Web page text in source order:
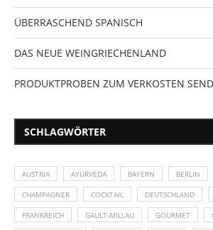
ÜBERRASCHEND SPANISCH
DAS NEUE WEINGRIECHENLAND
PRODUKTPROBEN ZUM VERKOSTEN
SCHLAGWÖRTER
AUSTRIA AYURVEDA BAYERN BERLIN
CHAMPAGNER COCKTAIL DEUTSCHLAND
FRANKREICH GAULT-MILLAU GOURMET